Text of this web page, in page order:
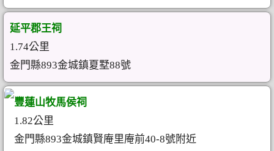
延平郡王祠
1.74公里
金門縣893金城鎮夏墅88號
豐蓮山牧馬侯祠
1.82公里
金門縣893金城鎮賢庵里庵前40-8號附近